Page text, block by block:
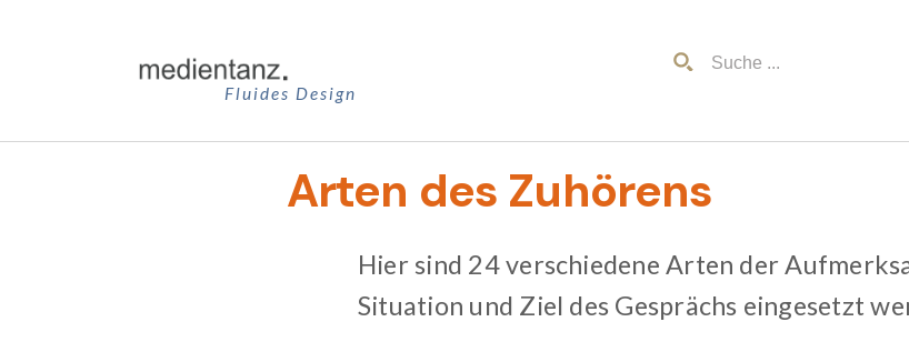
Fluides Design
Arten des Zuhörens
Hier sind 24 verschiedene Arten der
Situation und Ziel des Gesprächs eingesetzt